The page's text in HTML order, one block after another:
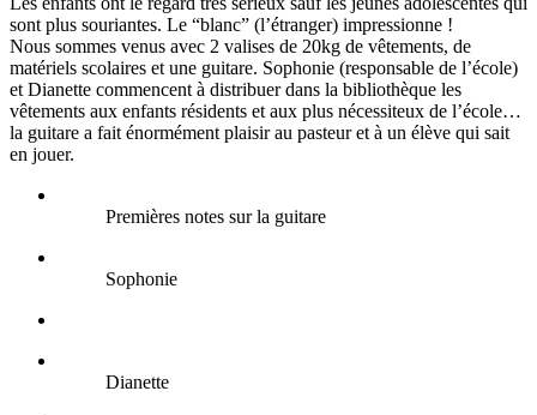
sont plus souriantes. Le “blanc” (l’étranger) impressionne !
Nous sommes venus avec 2 valises de 20kg de vêtements, de
matériels scolaires et une guitare. Sophonie (responsable de l’école)
et Dianette commencent à distribuer dans la bibliothèque les
vêtements aux enfants résidents et aux plus nécessiteux de l’école…
la guitare a fait énormément plaisir au pasteur et à un élève qui sait
en jouer.
Premières notes sur la guitare
Sophonie
Dianette